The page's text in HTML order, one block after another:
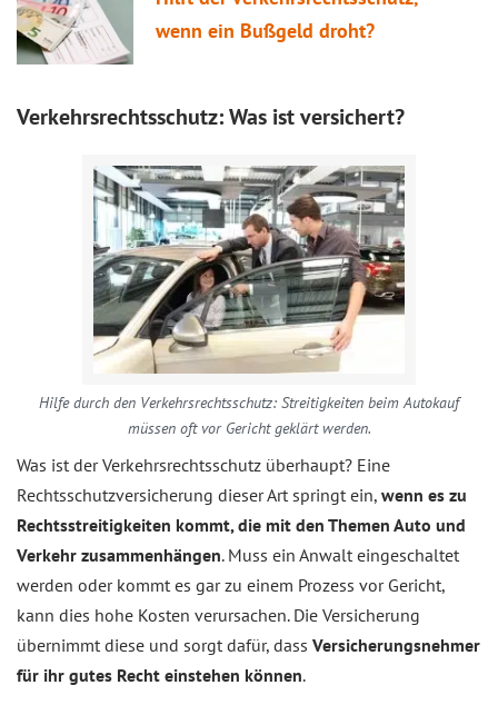
wenn ein Bußgeld droht?
Verkehrsrechtsschutz: Was ist versichert?
Hilfe durch den Verkehrsrechtsschutz: Streitigkeiten beim Autokauf
müssen oft vor Gericht geklärt werden.
Was ist der Verkehrsrechtsschutz überhaupt? Eine
Rechtsschutzversicherung dieser Art springt ein, wenn es zu
Rechtsstreitigkeiten kommt, die mit den Themen Auto und
Verkehr zusammenhängen. Muss ein Anwalt eingeschaltet
werden oder kommt es gar zu einem Prozess vor Gericht,
kann dies hohe Kosten verursachen. Die Versicherung
übernimmt diese und sorgt dafür, dass Versicherungsnehmer
für ihr gutes Recht einstehen können.